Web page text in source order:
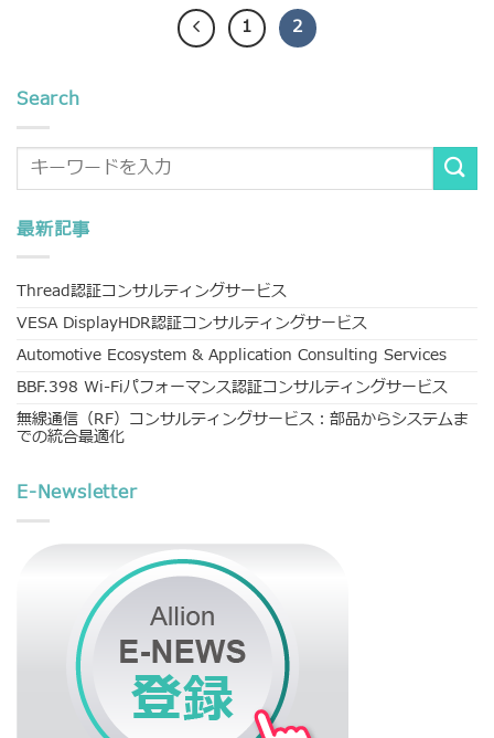
1 2
Search
最新記事
Thread認証コンサルティングサービス
VESA DisplayHDR認証コンサルティングサービス
Automotive Ecosystem & Application Consulting Services
BBF.398 Wi-Fiパフォーマンス認証コンサルティングサービス
無線通信（RF）コンサルティングサービス：部品からシステムま
での統合最適化
E-Newsletter